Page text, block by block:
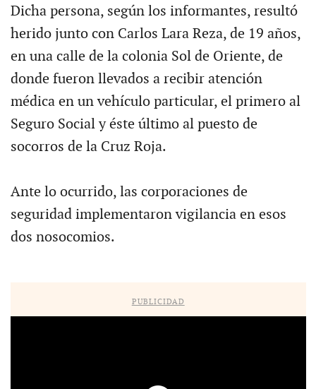
Dicha persona, según los informantes, resultó
herido junto con Carlos Lara Reza, de 19 años,
en una calle de la colonia Sol de Oriente, de
donde fueron llevados a recibir atención
médica en un vehículo particular, el primero al
Seguro Social y éste último al puesto de
socorros de la Cruz Roja.
Ante lo ocurrido, las corporaciones de
seguridad implementaron vigilancia en esos
dos nosocomios.
PUBLICIDAD